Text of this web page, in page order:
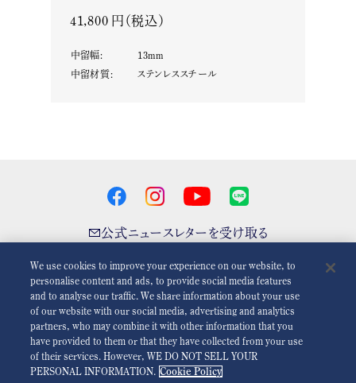
41,800 円（税込）
中留幅: 13mm
中留材質: ステンレススチール
公式ニュースレターを受け取る
アニメーションを減らす
For the Media 利用規約 プライバシーポリシー クッキーポリシー
アクセシビリティ
We use cookies to improve your experience on our website, to
personalise content and ads, to provide social media features
and to analyse our traffic. We share information about your use
of our website with our social media, advertising and analytics
partners, who may combine it with other information that you
have provided to them or that they have collected from your use
of their services. However, WE DO NOT SELL YOUR
PERSONAL INFORMATION. Cookie Policy